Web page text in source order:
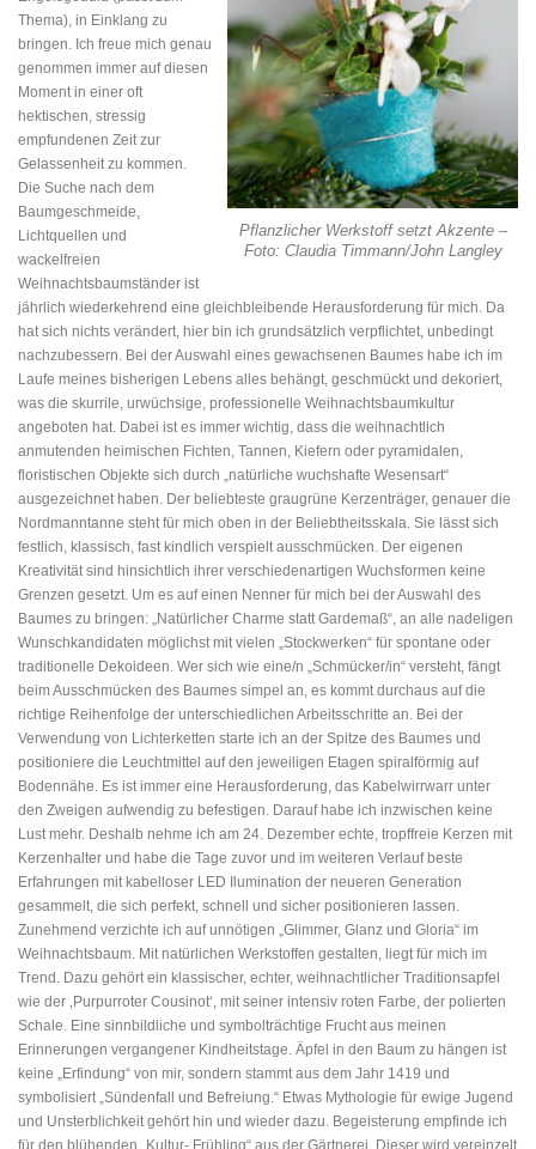
Pflanzlicher Werkstoff setzt Akzente –
Foto: Claudia Timmann/John Langley
Thema), in Einklang zu
bringen. Ich freue mich genau
genommen immer auf diesen
Moment in einer oft
hektischen, stressig
empfundenen Zeit zur
Gelassenheit zu kommen.
Die Suche nach dem
Baumgeschmeide,
Lichtquellen und
wackelfreien
Weihnachtsbaumständer ist
jährlich wiederkehrend eine gleichbleibende Herausforderung für mich. Da
hat sich nichts verändert, hier bin ich grundsätzlich verpflichtet, unbedingt
nachzubessern. Bei der Auswahl eines gewachsenen Baumes habe ich im
Laufe meines bisherigen Lebens alles behängt, geschmückt und dekoriert,
was die skurrile, urwüchsige, professionelle Weihnachtsbaumkultur
angeboten hat. Dabei ist es immer wichtig, dass die weihnachtlich
anmutenden heimischen Fichten, Tannen, Kiefern oder pyramidalen,
floristischen Objekte sich durch „natürliche wuchshafte Wesensart“
ausgezeichnet haben. Der beliebteste graugrüne Kerzenträger, genauer die
Nordmanntanne steht für mich oben in der Beliebtheitsskala. Sie lässt sich
festlich, klassisch, fast kindlich verspielt ausschmücken. Der eigenen
Kreativität sind hinsichtlich ihrer verschiedenartigen Wuchsformen keine
Grenzen gesetzt. Um es auf einen Nenner für mich bei der Auswahl des
Baumes zu bringen: „Natürlicher Charme statt Gardemaß“, an alle nadeligen
Wunschkandidaten möglichst mit vielen „Stockwerken“ für spontane oder
traditionelle Dekoideen. Wer sich wie eine/n „Schmücker/in“ versteht, fängt
beim Ausschmücken des Baumes simpel an, es kommt durchaus auf die
richtige Reihenfolge der unterschiedlichen Arbeitsschritte an. Bei der
Verwendung von Lichterketten starte ich an der Spitze des Baumes und
positioniere die Leuchtmittel auf den jeweiligen Etagen spiralförmig auf
Bodennähe. Es ist immer eine Herausforderung, das Kabelwirrwarr unter
den Zweigen aufwendig zu befestigen. Darauf habe ich inzwischen keine
Lust mehr. Deshalb nehme ich am 24. Dezember echte, tropffreie Kerzen mit
Kerzenhalter und habe die Tage zuvor und im weiteren Verlauf beste
Erfahrungen mit kabelloser LED Ilumination der neueren Generation
gesammelt, die sich perfekt, schnell und sicher positionieren lassen.
Zunehmend verzichte ich auf unnötigen „Glimmer, Glanz und Gloria“ im
Weihnachtsbaum. Mit natürlichen Werkstoffen gestalten, liegt für mich im
Trend. Dazu gehört ein klassischer, echter, weihnachtlicher Traditionsapfel
wie der ‚Purpurroter Cousinot‘, mit seiner intensiv roten Farbe, der polierten
Schale. Eine sinnbildliche und symbolträchtige Frucht aus meinen
Erinnerungen vergangener Kindheitstage. Äpfel in den Baum zu hängen ist
keine „Erfindung“ von mir, sondern stammt aus dem Jahr 1419 und
symbolisiert „Sündenfall und Befreiung.“ Etwas Mythologie für ewige Jugend
und Unsterblichkeit gehört hin und wieder dazu. Begeisterung empfinde ich